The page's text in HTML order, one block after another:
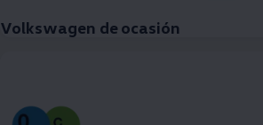
Volkswagen de ocasión